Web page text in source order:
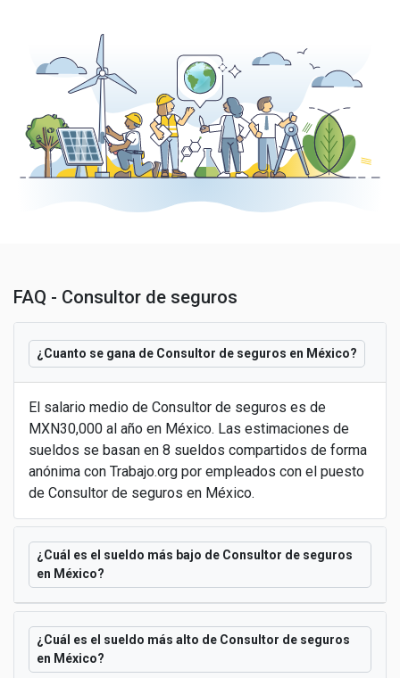
FAQ - Consultor de seguros
¿Cuanto se gana de Consultor de seguros en México?
El salario medio de Consultor de seguros es de
MXN30,000 al año en México. Las estimaciones de
sueldos se basan en 8 sueldos compartidos de forma
anónima con Trabajo.org por empleados con el puesto
de Consultor de seguros en México.
¿Cuál es el sueldo más bajo de Consultor de seguros
en México?
¿Cuál es el sueldo más alto de Consultor de seguros
en México?